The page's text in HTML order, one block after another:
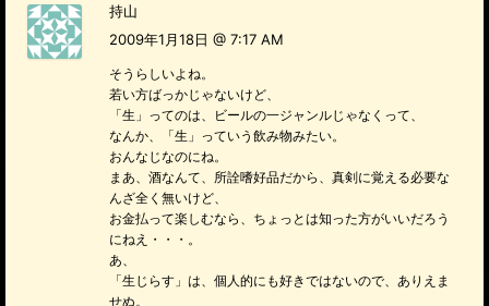
持山
2009年1月18日 @ 7:17 AM
そうらしいよね。
若い方ばっかじゃないけど、
「生」ってのは、ビールの一ジャンルじゃなくって、
なんか、「生」っていう飲み物みたい。
おんなじなのにね。
まあ、酒なんて、所詮嗜好品だから、真剣に覚える必要な
んざ全く無いけど、
お金払って楽しむなら、ちょっとは知った方がいいだろう
にねえ・・・。
あ、
「生じらす」は、個人的にも好きではないので、ありえま
せぬ。